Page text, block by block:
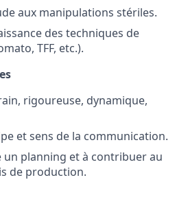
aux manipulations stériles.
des techniques de
TFF, etc.).
rigoureuse, dynamique,
et sens de la communication.
un planning et à contribuer au
de production.